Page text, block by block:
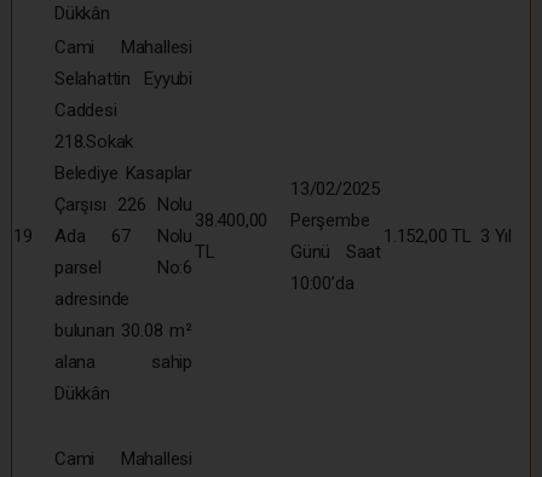
Dükkân
19
Cami Mahallesi
Selahattin Eyyubi
Caddesi
218.Sokak
Belediye Kasaplar
Çarşısı 226 Nolu
Ada 67 Nolu
parsel No:6
adresinde
bulunan 30.08 m²
alana sahip
Dükkân
38.400,00
TL
13/02/2025
Perşembe
Günü Saat
10:00’da
1.152,00 TL 3 Yıl
Cami Mahallesi